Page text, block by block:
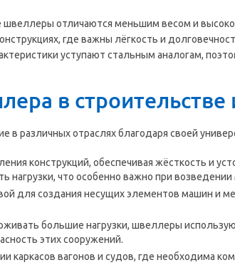
отличаются меньшим весом и
где важны лёгкость и
уступают стальным аналогам,
в
различных отраслях благодаря своей
конструкций, обеспечивая жёсткость и
нагрузки, что особенно важно при
для создания несущих элементов машин и
большие нагрузки, швеллеры
этих сооружений.
вагонов и судов, где необходима